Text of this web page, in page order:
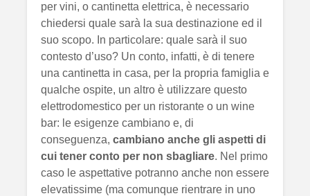
per vini, o cantinetta elettrica, è necessario
chiedersi quale sarà la sua destinazione ed il
suo scopo. In particolare: quale sarà il suo
contesto d’uso? Un conto, infatti, è di tenere
una cantinetta in casa, per la propria famiglia e
qualche ospite, un altro è utilizzare questo
elettrodomestico per un ristorante o un wine
bar: le esigenze cambiano e, di
conseguenza, cambiano anche gli aspetti di
cui tener conto per non sbagliare. Nel primo
caso le aspettative potranno anche non essere
elevatissime (ma comunque rientrare in uno